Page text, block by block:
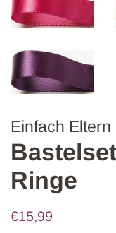
Einfach Eltern
Ringe
Normaler
€15,99